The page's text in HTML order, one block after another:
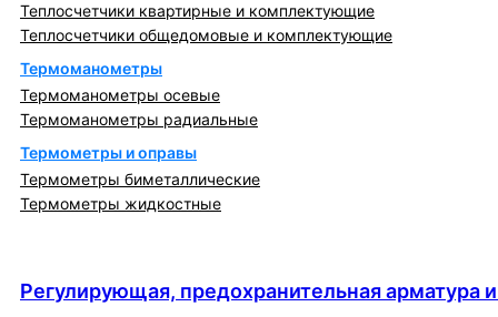
Теплосчетчики квартирные и комплектующие
Теплосчетчики общедомовые и комплектующие
Термоманометры
Термоманометры осевые
Термоманометры радиальные
Термометры и оправы
Термометры биметаллические
Термометры жидкостные
Регулирующая, предохранительная арматура